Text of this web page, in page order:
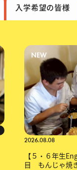
入学希望の皆様
NEW
2026.08.08
【５・６年生
目 もんじゃ焼